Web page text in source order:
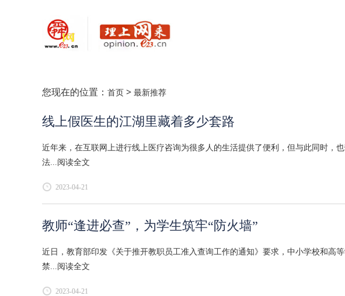
您现在的位置： 首页 > 最新推荐
线上假医生的江湖里藏着多少套路
近年来，在互联网上进行线上医疗咨询为很多人的生活提供了便利，但与此同时，
法... 阅读全文
2023-04-21
教师“逢进必查”，为学生筑牢“防火墙”
近日，教育部印发《关于推开教职员工准入查询工作的通知》要求，中小学校和高
禁... 阅读全文
2023-04-21